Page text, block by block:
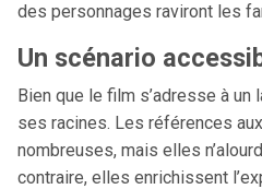
des personnages raviront les
Un scénario
Bien que le film s’adresse à un
ses racines. Les références
nombreuses, mais elles
contraire, elles enrichissent